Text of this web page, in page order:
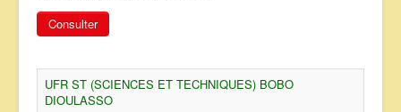
Consulter
UFR ST (SCIENCES ET TECHNIQUES) BOBO
DIOULASSO